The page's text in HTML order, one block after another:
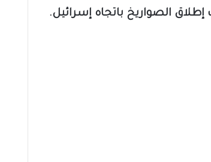
الصواريخ باتجاه إسرائيل.